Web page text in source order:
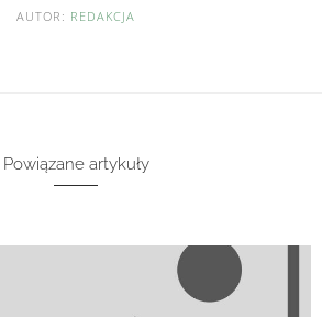
AUTOR: REDAKCJA
Powiązane artykuły